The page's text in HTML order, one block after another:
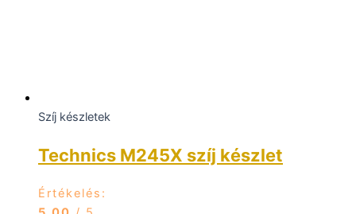
Szíj készletek
Technics M245X szíj készlet
Értékelés: